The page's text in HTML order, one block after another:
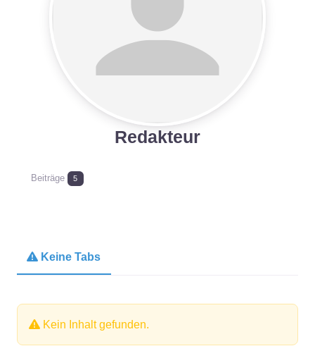
Redakteur
Beiträge 5
Keine Tabs
Kein Inhalt gefunden.